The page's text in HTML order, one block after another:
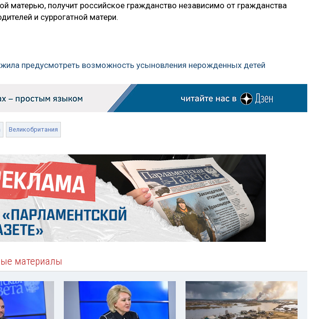
матерью, получит российское гражданство независимо от гражданства
и суррогатной матери.
предусмотреть возможность усыновления нерожденных детей
Великобритания
материалы